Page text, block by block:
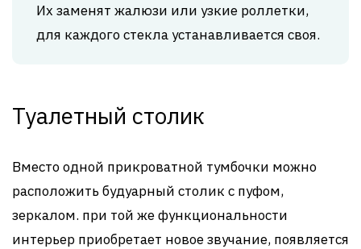
Их заменят жалюзи или узкие роллетки,
для каждого стекла устанавливается своя.
Туалетный столик
Вместо одной прикроватной тумбочки можно
расположить будуарный столик с пуфом,
зеркалом. при той же функциональности
интерьер приобретает новое звучание, появляется